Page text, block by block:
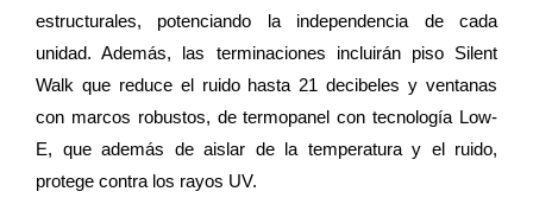
estructurales, potenciando la independencia de cada
unidad. Además, las terminaciones incluirán piso Silent
Walk que reduce el ruido hasta 21 decibeles y ventanas
con marcos robustos, de termopanel con tecnología Low-
E, que además de aislar de la temperatura y el ruido,
protege contra los rayos UV.